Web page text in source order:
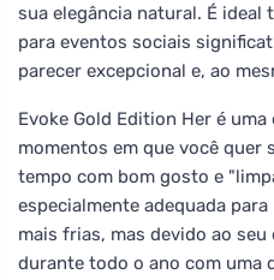
sua elegância natural. É
para eventos sociais
parecer excepcional e, ao
Evoke Gold Edition Her é
momentos em que você quer
tempo com bom gosto e
especialmente adequada
mais frias, mas devido ao
durante todo o ano com uma